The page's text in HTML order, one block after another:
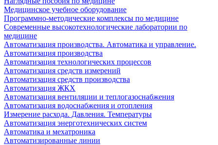
Медицинское учебное оборудование
Программно-методические комплексы по медицине
Современные высокотехнологические лаборатории по
медицине
Автоматизация производства. Автоматика и управление.
Автоматизация производства
Автоматизация технологических процессов
Автоматизация средств измерений
Автоматизация средств производства
Автоматизация ЖКХ
Автоматизация вентиляции и теплогазоснабжения
Автоматизация водоснабжения и отопления
Измерение расхода. Давления. Температуры
Автоматизация энерготехнических систем
Автоматика и мехатроника
Автоматизированные линии